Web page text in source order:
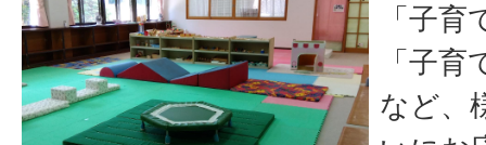
「子
「子
など、